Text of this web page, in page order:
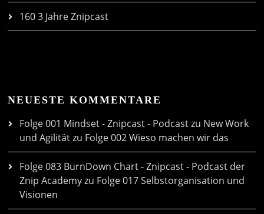
160 3 Jahre Znipcast
NEUESTE KOMMENTARE
Folge 001 Mindset - Znipcast - Podcast zu New Work
und Agilitätzu Folge 002 Wieso machen wir das
Folge 083 BurnDown Chart - Znipcast - Podcast der
Znip Academyzu Folge 017 Selbstorganisation und
Visionen